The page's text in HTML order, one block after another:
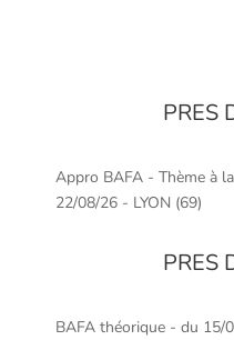
PRES
Appro BAFA - Thème à
22/08/26 - LYON (69)
PRES
BAFA théorique - du 15/